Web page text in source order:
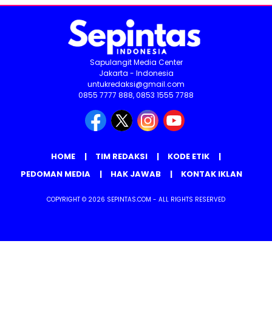
Sapulangit Media Center
Jakarta - Indonesia
untukredaksi@gmail.com
0855 7777 888, 0853 1555 7788
HOME TIM REDAKSI
KODE ETIK
PEDOMAN MEDIA
HAK JAWAB KONTAK IKLAN
COPYRIGHT © 2026 SEPINTAS.COM - ALL RIGHTS RESERVED